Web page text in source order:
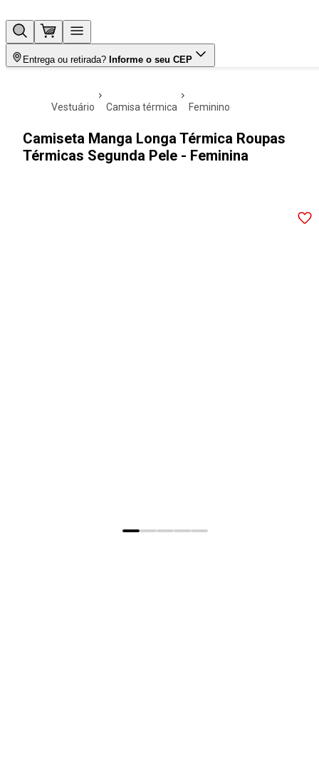
Entrega ou retirada? Informe o seu CEP
vestuário camisa térmica feminino
Camiseta Manga Longa Térmica Roupas
Térmicas Segunda Pele - Feminina